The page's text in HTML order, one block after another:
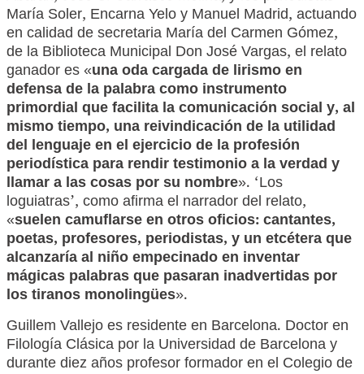
María Soler, Encarna Yelo y Manuel Madrid, actuando
en calidad de secretaria María del Carmen Gómez,
de la Biblioteca Municipal Don José Vargas, el relato
ganador es «una oda cargada de lirismo en
defensa de la palabra como instrumento
primordial que facilita la comunicación social y, al
mismo tiempo, una reivindicación de la utilidad
del lenguaje en el ejercicio de la profesión
periodística para rendir testimonio a la verdad y
llamar a las cosas por su nombre». ‘Los
loguiatras’, como afirma el narrador del relato,
«suelen camuflarse en otros oficios: cantantes,
poetas, profesores, periodistas, y un etcétera que
alcanzaría al niño empecinado en inventar
mágicas palabras que pasaran inadvertidas por
los tiranos monolingües».
Guillem Vallejo es residente en Barcelona. Doctor en
Filología Clásica por la Universidad de Barcelona y
durante diez años profesor formador en el Colegio de